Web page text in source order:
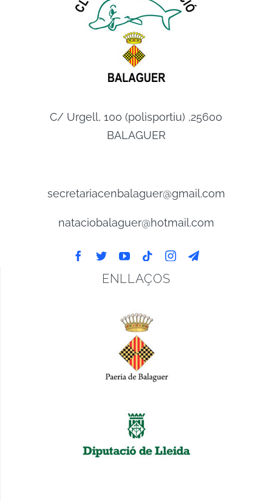
C/ Urgell, 100 (polisportiu) ,25600
BALAGUER
secretariacenbalaguer@gmail.com
nataciobalaguer@hotmail.com
ENLLAÇOS